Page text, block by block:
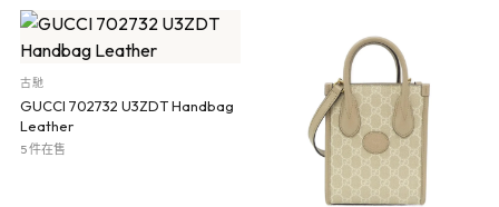
古馳
GUCCI 702732 U3ZDT Handbag
Leather
5 件在售